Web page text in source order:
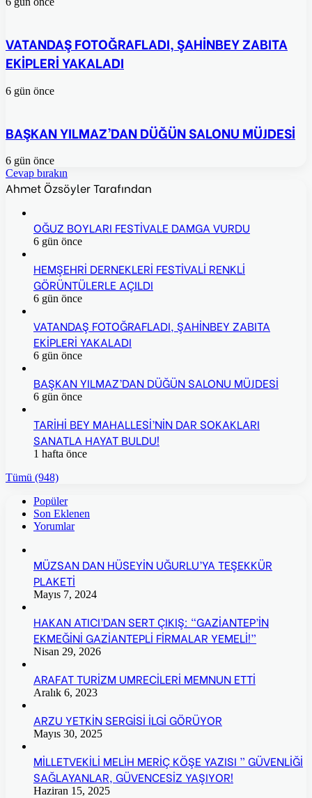
VATANDAŞ FOTOĞRAFLADI, ŞAHİNBEY ZABITA
EKİPLERİ YAKALADI
6 gün önce
BAŞKAN YILMAZ’DAN DÜĞÜN SALONU MÜJDESİ
6 gün önce
Cevap bırakın
Ahmet Özsöyler Tarafından
OĞUZ BOYLARI FESTİVALE DAMGA VURDU
6 gün önce
HEMŞEHRİ DERNEKLERİ FESTİVALİ RENKLİ
GÖRÜNTÜLERLE AÇILDI
6 gün önce
VATANDAŞ FOTOĞRAFLADI, ŞAHİNBEY ZABITA
EKİPLERİ YAKALADI
6 gün önce
BAŞKAN YILMAZ’DAN DÜĞÜN SALONU MÜJDESİ
6 gün önce
TARİHİ BEY MAHALLESİ’NİN DAR SOKAKLARI
SANATLA HAYAT BULDU!
1 hafta önce
Tümü (948)
Popüler
Son Eklenen
Yorumlar
MÜZSAN DAN HÜSEYİN UĞURLU’YA TEŞEKKÜR
PLAKETİ
Mayıs 7, 2024
HAKAN ATICI’DAN SERT ÇIKIŞ: “GAZİANTEP’İN
EKMEĞİNİ GAZİANTEPLİ FİRMALAR YEMELİ!”
Nisan 29, 2026
ARAFAT TURİZM UMRECİLERİ MEMNUN ETTİ
Aralık 6, 2023
ARZU YETKİN SERGİSİ İLGİ GÖRÜYOR
Mayıs 30, 2025
MİLLETVEKİLİ MELİH MERİÇ KÖŞE YAZISI ” GÜVENLİĞİ
SAĞLAYANLAR, GÜVENCESİZ YAŞIYOR!
Haziran 15, 2025